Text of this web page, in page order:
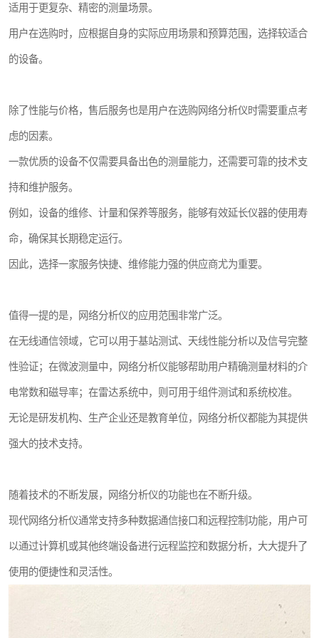
适用于更复杂、精密的测量场景。
用户在选购时，应根据自身的实际应用场景和预算范围，选择较适合
的设备。
除了性能与价格，售后服务也是用户在选购网络分析仪时需要重点考
虑的因素。
一款优质的设备不仅需要具备出色的测量能力，还需要可靠的技术支
持和维护服务。
例如，设备的维修、计量和保养等服务，能够有效延长仪器的使用寿
命，确保其长期稳定运行。
因此，选择一家服务快捷、维修能力强的供应商尤为重要。
值得一提的是，网络分析仪的应用范围非常广泛。
在无线通信领域，它可以用于基站测试、天线性能分析以及信号完整
性验证；在微波测量中，网络分析仪能够帮助用户精确测量材料的介
电常数和磁导率；在雷达系统中，则可用于组件测试和系统校准。
无论是研发机构、生产企业还是教育单位，网络分析仪都能为其提供
强大的技术支持。
随着技术的不断发展，网络分析仪的功能也在不断升级。
现代网络分析仪通常支持多种数据通信接口和远程控制功能，用户可
以通过计算机或其他终端设备进行远程监控和数据分析，大大提升了
使用的便捷性和灵活性。